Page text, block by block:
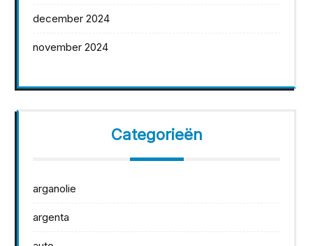
december 2024
november 2024
Categorieën
arganolie
argenta